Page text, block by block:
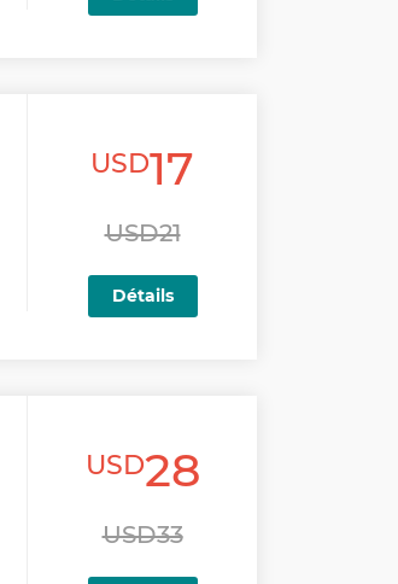
USD17
USD21
Détails
USD28
USD33